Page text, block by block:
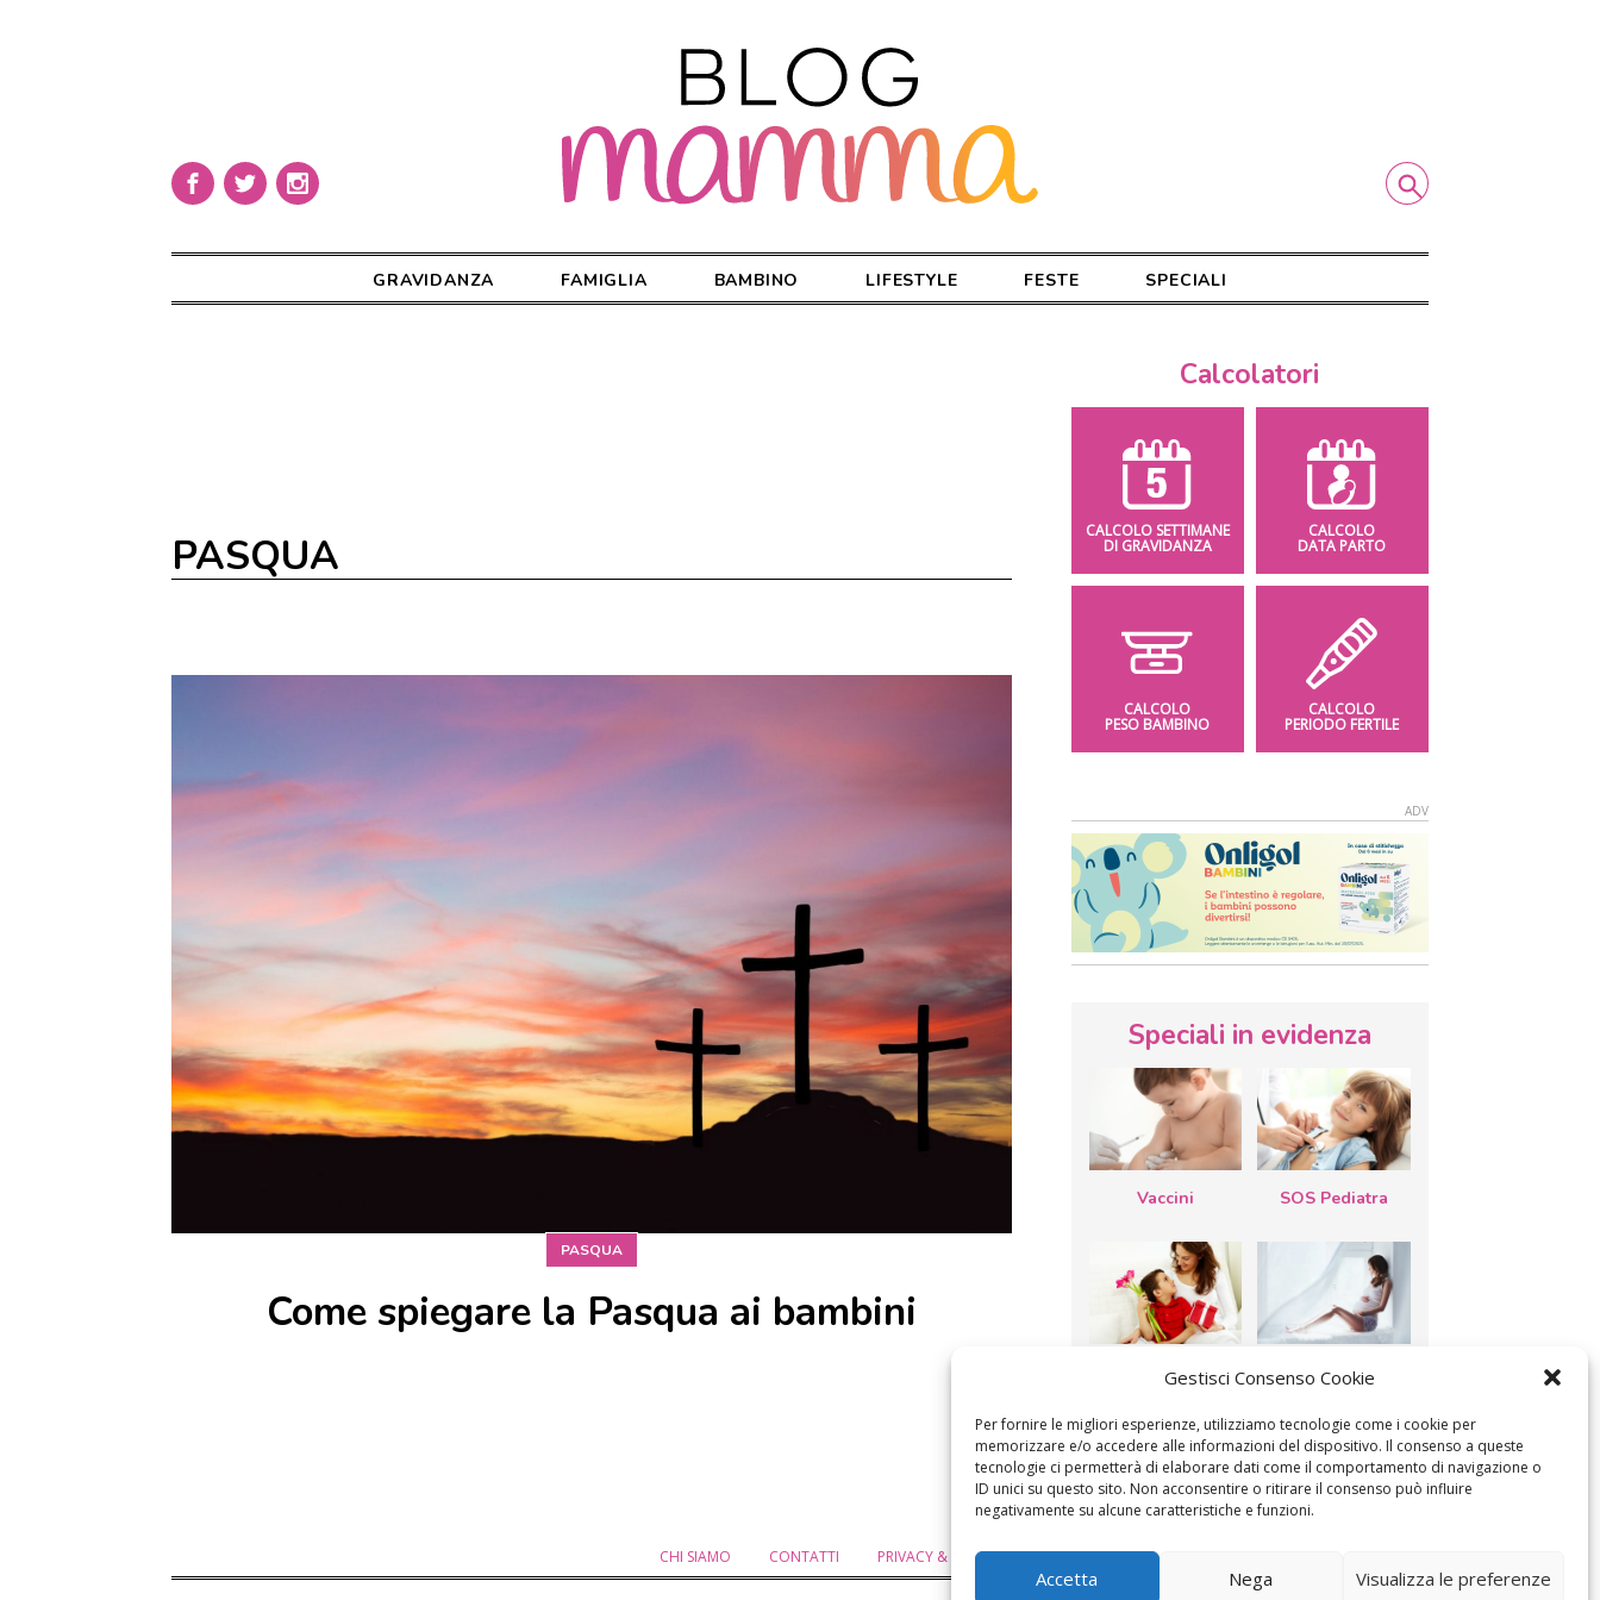
Gestisci Consenso Cookie
Per fornire le migliori esperienze, utilizziamo tecnologie come i cookie per
memorizzare e/o accedere alle informazioni del dispositivo. Il consenso a queste
tecnologie ci permetterà di elaborare dati come il comportamento di navigazione o
ID unici su questo sito. Non acconsentire o ritirare il consenso può influire
negativamente su alcune caratteristiche e funzioni.
Accetta Nega Visualizza le preferenze
GRAVIDANZA FAMIGLIA BAMBINO LIFESTYLE FESTE SPECIALI
PASQUA
PASQUA
Come spiegare la Pasqua ai bambini
Calcolatori
CALCOLO SETTIMANE
DI GRAVIDANZA
CALCOLO
DATA PARTO
CALCOLO
PESO BAMBINO
CALCOLO
PERIODO FERTILE
Speciali in evidenza
Vaccini SOS Pediatra
Festa della
mamma: lavoretti,
filastrocche
Le settimane di
gravidanza
CHI SIAMO CONTATTI PRIVACY & COOKIE POLICY MODIFICA IL CONSENSO